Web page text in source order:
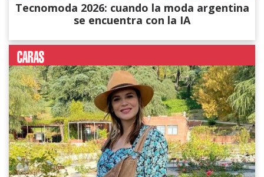
Tecnomoda 2026: cuando la moda argentina
se encuentra con la IA